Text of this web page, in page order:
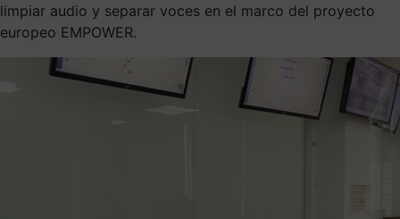
limpiar audio y separar voces en el marco del proyecto
europeo EMPOWER.